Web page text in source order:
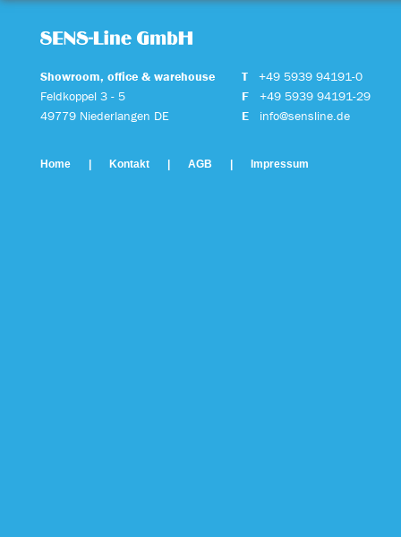
Showroom, office & warehouse
Feldkoppel 3 - 5
49779 Niederlangen DE
T +49 5939 94191-0
F +49 5939 94191-29
E info@sensline.de
Home Kontakt AGB Impressum